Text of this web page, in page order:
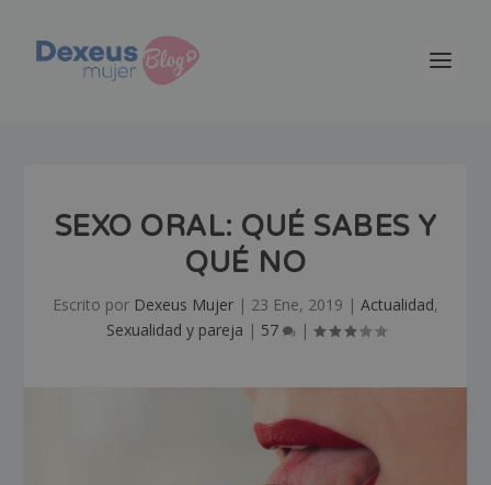
SEXO ORAL: QUÉ SABES Y
QUÉ NO
Escrito por Dexeus Mujer | 23 Ene, 2019 | Actualidad,
Sexualidad y pareja | 57 |